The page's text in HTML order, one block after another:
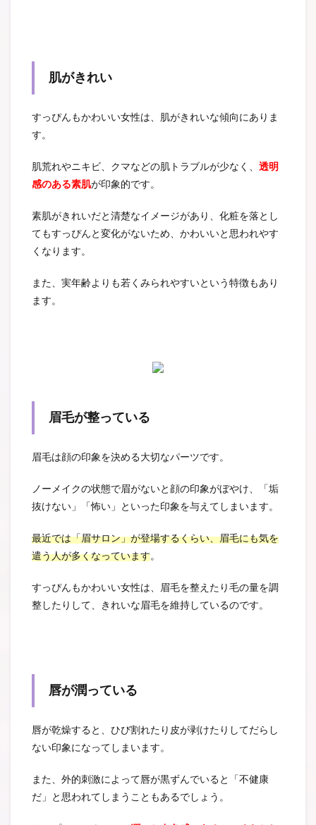
肌がきれい
すっぴんもかわいい女性は、肌がきれいな傾向にありま
す。
肌荒れやニキビ、クマなどの肌トラブルが少なく、 透明
感のある素肌が印象的です。
素肌がきれいだと清楚なイメージがあり、化粧を落とし
てもすっぴんと変化がないため、かわいいと思われやす
くなります。
また、実年齢よりも若くみられやすいという特徴もあり
ます。
眉毛が整っている
眉毛は顔の印象を決める大切なパーツです。
ノーメイクの状態で眉がないと顔の印象がぼやけ、「垢
抜けない」「怖い」といった印象を与えてしまいます。
最近では「眉サロン」が登場するくらい、眉毛にも気を
遣う人が多くなっています。
すっぴんもかわいい女性は、眉毛を整えたり毛の量を調
整したりして、きれいな眉毛を維持しているのです。
唇が潤っている
唇が乾燥すると、ひび割れたり皮が剥けたりしてだらし
ない印象になってしまいます。
また、外的刺激によって唇が黒ずんでいると「不健康
だ」と思われてしまうこともあるでしょう。